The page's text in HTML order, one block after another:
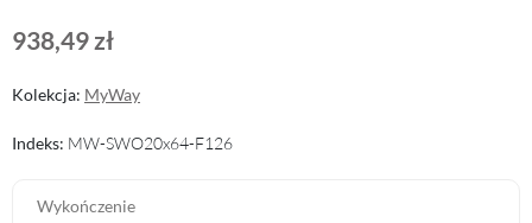
938,49 zł
Kolekcja: MyWay
Indeks: MW-SWO20x64-F126
Wykończenie